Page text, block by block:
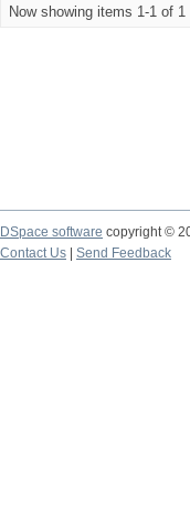
Now showing items 1-1 of 1
DSpace software copyright ©
Contact Us
Send Feedback